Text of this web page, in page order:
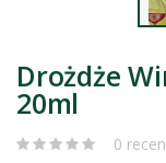
Drożdże
20ml
0